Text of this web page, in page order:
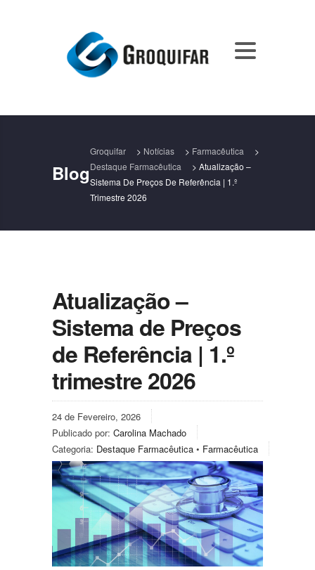
Blog
Groquifar > Notícias > Farmacêutica
>
Destaque Farmacêutica
> Atualização –
Sistema De Preços De Referência | 1.º
Trimestre 2026
Atualização –
Sistema de Preços
de Referência | 1.º
trimestre 2026
24 de Fevereiro, 2026
Publicado por: Carolina Machado
Categoria: Destaque Farmacêutica • Farmacêutica